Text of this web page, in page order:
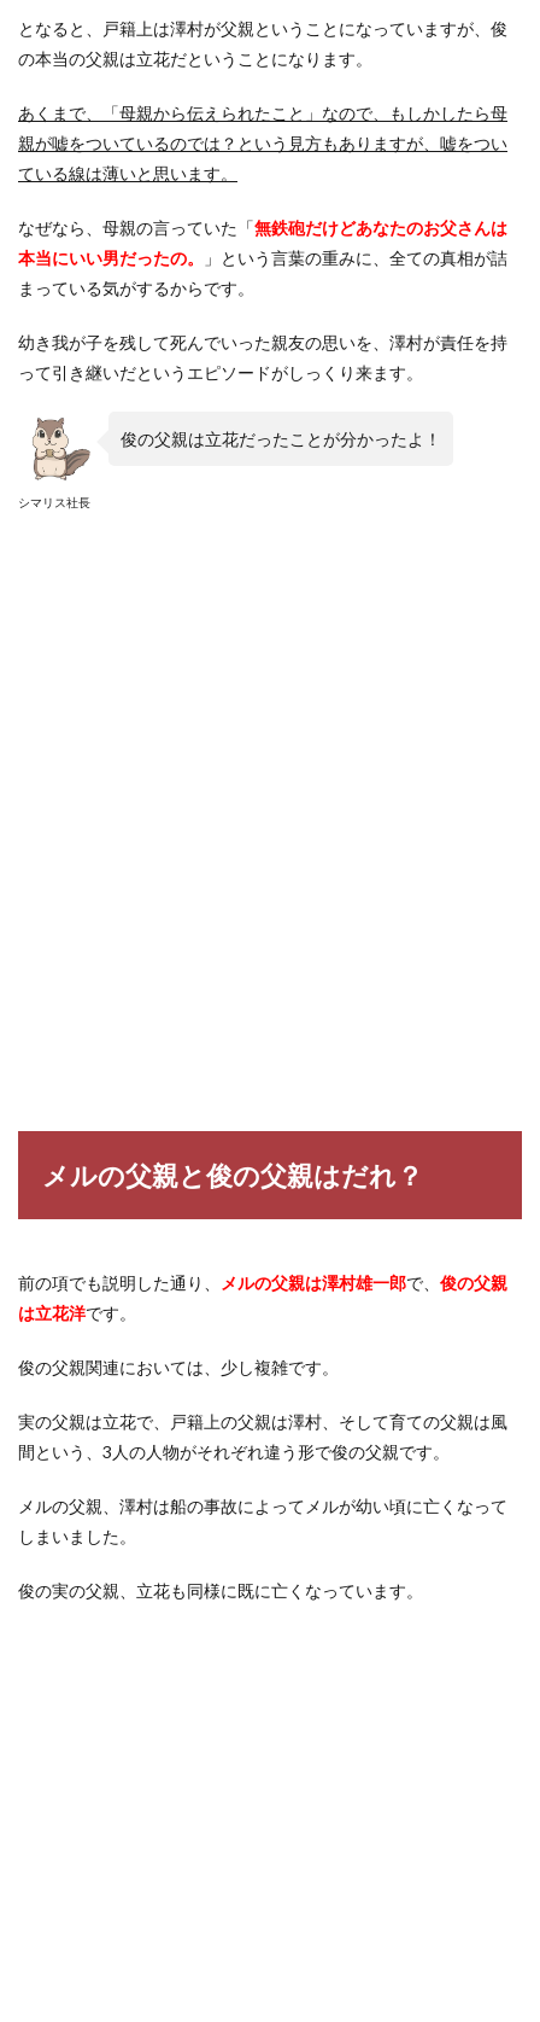
となると、戸籍上は澤村が父親ということになっていますが、俊
の本当の父親は立花だということになります。
あくまで、「母親から伝えられたこと」なので、もしかしたら母
親が嘘をついているのでは？という見方もありますが、嘘をつい
ている線は薄いと思います。
なぜなら、母親の言っていた「無鉄砲だけどあなたのお父さんは
本当にいい男だったの。
」という言葉の重みに、全ての真相が詰
まっている気がするからです。
幼き我が子を残して死んでいった親友の思いを、澤村が責任を持
って引き継いだというエピソードがしっくり来ます。
シマリス社長
俊の父親は立花だったことが分かったよ！
メルの父親と俊の父親はだれ？
前の項でも説明した通り、 メルの父親は澤村雄一郎で、 俊の父親
は立花洋です。
俊の父親関連においては、少し複雑です。
実の父親は立花で、戸籍上の父親は澤村、そして育ての父親は風
間という、3人の人物がそれぞれ違う形で俊の父親です。
メルの父親、澤村は船の事故によってメルが幼い頃に亡くなって
しまいました。
俊の実の父親、立花も同様に既に亡くなっています。